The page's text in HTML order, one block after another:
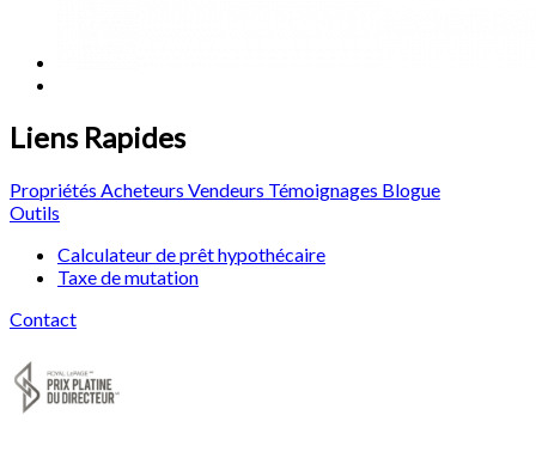
Liens Rapides
Propriétés Acheteurs Vendeurs Témoignages Blogue
Outils
Calculateur de prêt hypothécaire
Taxe de mutation
Contact